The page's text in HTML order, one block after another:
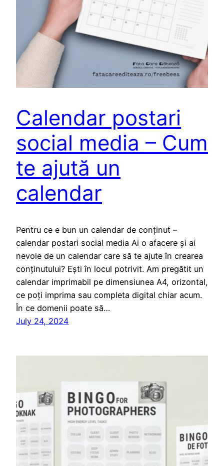
Calendar postari
social media – Cum
te ajută un
calendar
Pentru ce e bun un calendar de conținut –
calendar postari social media Ai o afacere și ai
nevoie de un calendar care să te ajute în crearea
conținutului? Ești în locul potrivit. Am pregătit un
calendar imprimabil pe dimensiunea A4, orizontal,
ce poți imprima sau completa digital chiar acum.
În ce domenii poate să…
July 24, 2024